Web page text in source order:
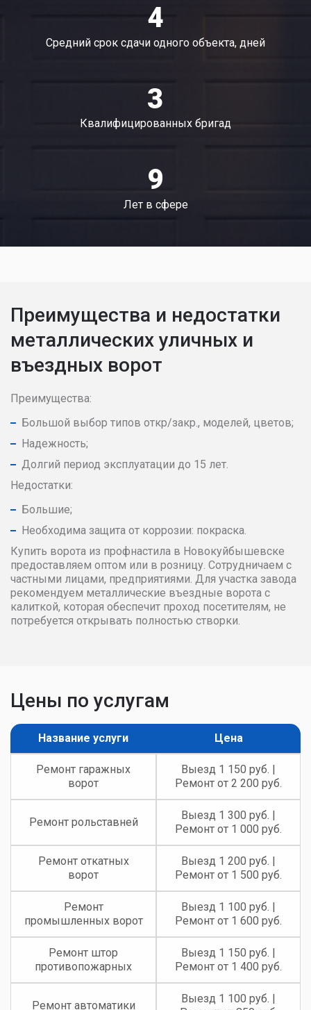
4
Средний срок сдачи одного объекта, дней
3
Квалифицированных бригад
9
Лет в сфере
Преимущества и недостатки
металлических уличных и
въездных ворот
Преимущества:
Большой выбор типов откр/закр., моделей, цветов;
Надежность;
Долгий период эксплуатации до 15 лет.
Недостатки:
Большие;
Необходима защита от коррозии: покраска.
Купить ворота из профнастила в Новокуйбышевске
предоставляем оптом или в розницу. Сотрудничаем с
частными лицами, предприятиями. Для участка завода
рекомендуем металлические въездные ворота с
калиткой, которая обеспечит проход посетителям, не
потребуется открывать полностью створки.
Цены по услугам
Название услуги Цена
Ремонт гаражных
ворот
Выезд 1 150 руб. |
Ремонт от 2 200 руб.
Ремонт рольставней
Выезд 1 300 руб. |
Ремонт от 1 000 руб.
Ремонт откатных
ворот
Выезд 1 200 руб. |
Ремонт от 1 500 руб.
Ремонт
промышленных ворот
Выезд 1 100 руб. |
Ремонт от 1 600 руб.
Ремонт штор
противопожарных
Выезд 1 150 руб. |
Ремонт от 1 400 руб.
Ремонт автоматики
Выезд 1 100 руб. |